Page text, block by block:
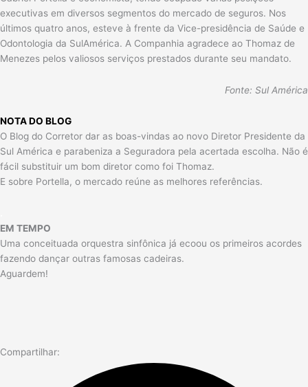
executivas em diversos segmentos do mercado de seguros. Nos
últimos quatro anos, esteve à frente da Vice-presidência de Saúde e
Odontologia da SulAmérica. A Companhia agradece ao Thomaz de
Menezes pelos valiosos serviços prestados durante seu mandato.
Fonte: Sul América
NOTA DO BLOG
O Blog do Corretor dar as boas-vindas ao novo Diretor Presidente da
Sul América e parabeniza a Seguradora pela acertada escolha. Não é
fácil substituir um bom diretor como foi Thomaz.
E sobre Portella, o mercado reúne as melhores referências.
EM TEMPO
Uma conceituada orquestra sinfônica já ecoou os primeiros acordes
fazendo dançar outras famosas cadeiras.
Aguardem!
Compartilhar: